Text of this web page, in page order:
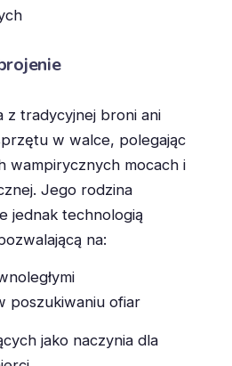
z tradycyjnej broni ani
w walce, polegając
wampirycznych mocach i
Jego rodzina
jednak technologią
na:
poszukiwaniu ofiar
jako naczynia dla